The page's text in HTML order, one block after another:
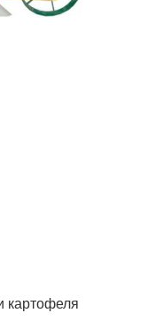
картофеля